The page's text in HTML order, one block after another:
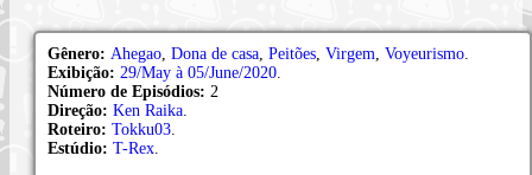
Gênero: Ahegao Dona de casa Peitões Virgem Voyeurismo
Exibição: 29/May à 05/June/2020
Número de Episódios: 2
Direção: Ken Raika
Roteiro: Tokku03
Estúdio: T-Rex